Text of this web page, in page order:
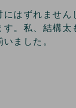
はずれません
。私、結構太
ました。